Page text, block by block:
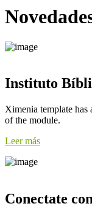
Instituto
Ximenia template has
of the module.
Leer más
Conectate